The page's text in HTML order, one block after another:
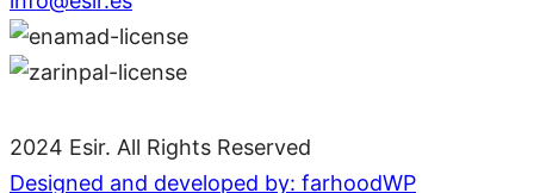
2024 Esir. All Rights Reserved
Designed and developed by: farhoodWP